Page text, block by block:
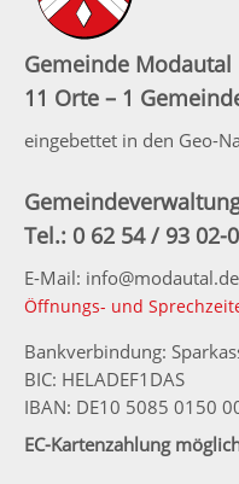
Gemeinde Modautal
11 Orte – 1
eingebettet in den Geo-
Tel.: 0 62 54 / 93 02-0
E-Mail: info@modautal.de
Öffnungs- und
Bankverbindung:
BIC: HELADEF1DAS
IBAN: DE10 5085 0150
EC-Kartenzahlung